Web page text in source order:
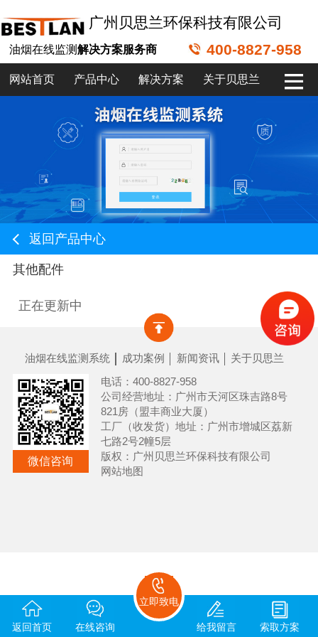
广州贝思兰环保科技有限公司
油烟在线监测解决方案服务商 400-8827-958
网站首页 产品中心 解决方案 关于贝思兰
返回产品中心
其他配件
正在更新中
油烟在线监测系统 成功案例 新闻资讯 关于贝思兰
微信咨询
电话：400-8827-958
公司经营地址：广州市天河区珠吉路8号
821房（盟丰商业大厦）
工厂（收发货）地址：广州市增城区荔新
七路2号2幢5层
版权：广州贝思兰环保科技有限公司
网站地图
返回首页 在线咨询 给我留言 索取方案
立即致电